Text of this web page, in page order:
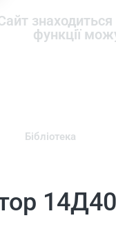
знаходиться
функції
Бібліотека
14Д40